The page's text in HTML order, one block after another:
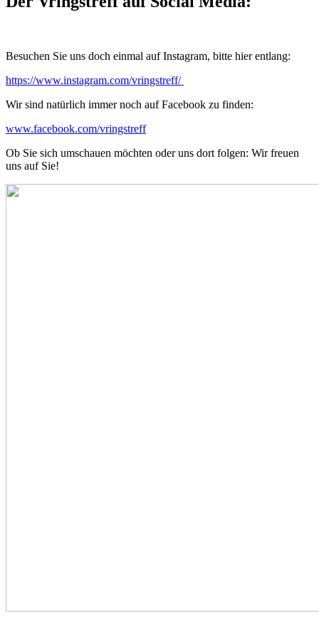
Besuchen Sie uns doch einmal auf Instagram, bitte hier entlang:
https://www.instagram.com/vringstreff/
Wir sind natürlich immer noch auf Facebook zu finden:
www.facebook.com/vringstreff
Ob Sie sich umschauen möchten oder uns dort folgen: Wir freuen
uns auf Sie!